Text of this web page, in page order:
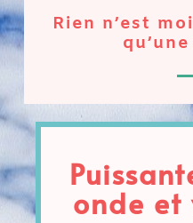
Rien n’est
onde